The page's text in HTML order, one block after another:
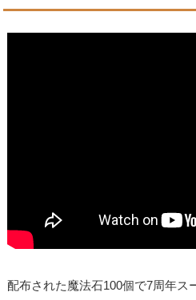
配布された魔法石100個で7周年ス